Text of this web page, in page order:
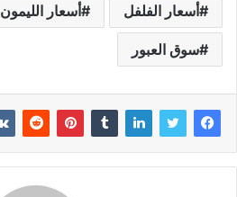
أسعار الفلفل أسعار الليمون
سوق العبور